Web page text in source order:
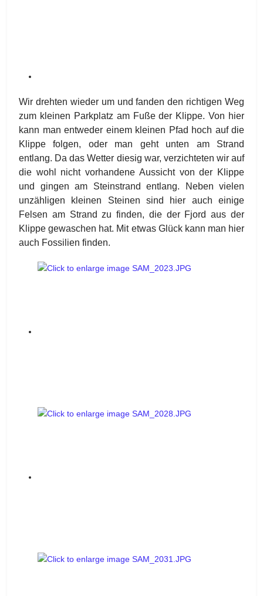
Wir drehten wieder um und fanden den richtigen Weg
zum kleinen Parkplatz am Fuße der Klippe. Von hier
kann man entweder einem kleinen Pfad hoch auf die
Klippe folgen, oder man geht unten am Strand
entlang. Da das Wetter diesig war, verzichteten wir auf
die wohl nicht vorhandene Aussicht von der Klippe
und gingen am Steinstrand entlang. Neben vielen
unzähligen kleinen Steinen sind hier auch einige
Felsen am Strand zu finden, die der Fjord aus der
Klippe gewaschen hat. Mit etwas Glück kann man hier
auch Fossilien finden.